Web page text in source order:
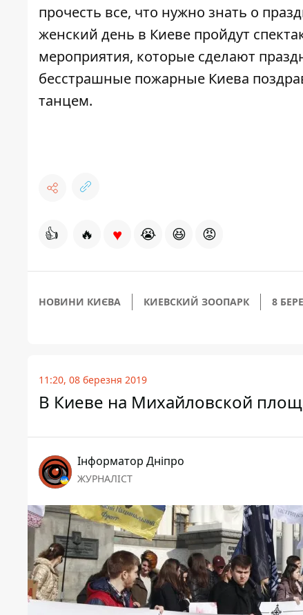
прочесть все, что нужно знать о
женский день в Киеве пройдут
мероприятия, которые сделают
бесстрашные пожарные Киева
танцем.
👍 🔥 ♥ 😭 😆 😡
НОВИНИ КИЄВА КИЕВСКИЙ ЗООПАРК 8
11:20, 08 березня 2019
В Киеве на Михайловской
Інформатор Дніпро
ЖУРНАЛІСТ